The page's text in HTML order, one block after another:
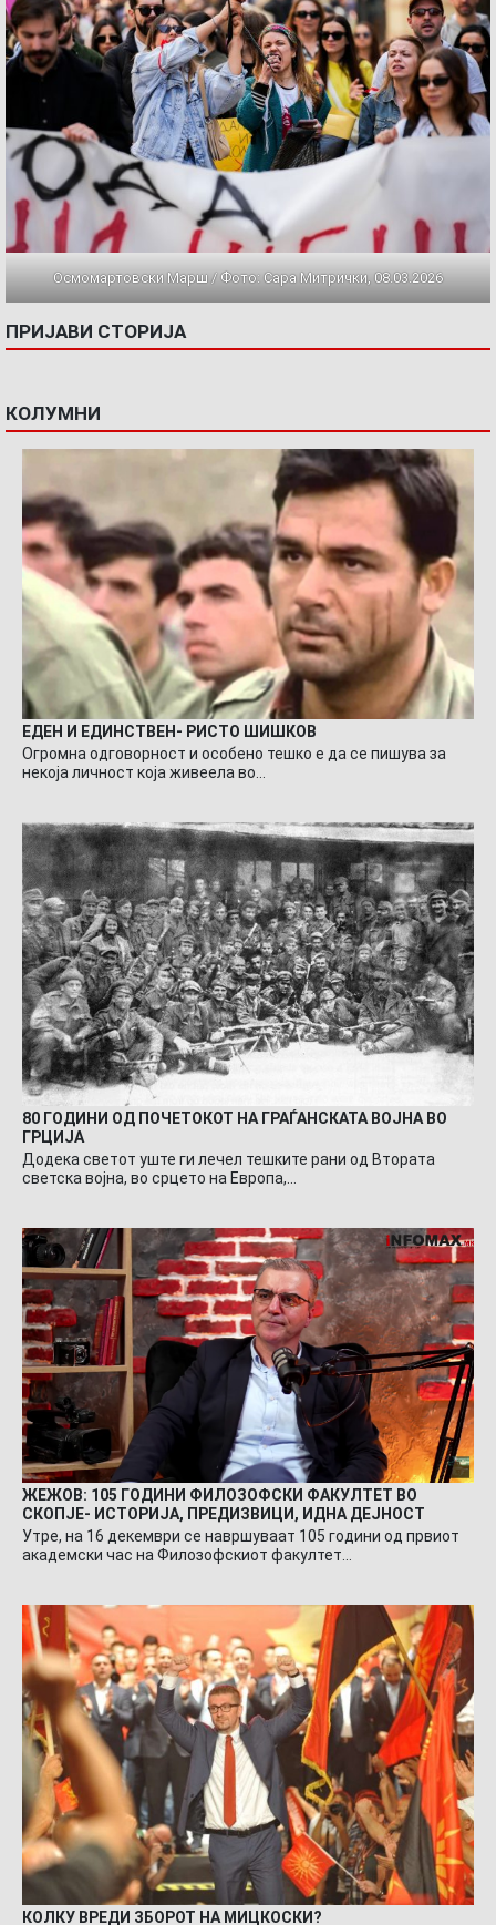
Осмомартовски Марш / Фото: Сара Митрички, 08.03.2026
ПРИЈАВИ СТОРИЈА
КОЛУМНИ
ЕДЕН И ЕДИНСТВЕН- РИСТО ШИШКОВ
Огромна одговорност и особено тешко е да се пишува за
некоја личност која живеела во…
80 ГОДИНИ ОД ПОЧЕТОКОТ НА ГРАЃАНСКАТА ВОЈНА ВО
ГРЦИЈА
Додека светот уште ги лечел тешките рани од Втората
светска војна, во срцето на Европа,…
ЖЕЖОВ: 105 ГОДИНИ ФИЛОЗОФСКИ ФАКУЛТЕТ ВО
СКОПЈЕ- ИСТОРИЈА, ПРЕДИЗВИЦИ, ИДНА ДЕЈНОСТ
Утре, на 16 декември се навршуваат 105 години од првиот
академски час на Филозофскиот факултет…
КОЛКУ ВРЕДИ ЗБОРОТ НА МИЦКОСКИ?